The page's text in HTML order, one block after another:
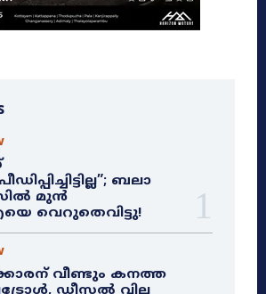
ബലാ
മുൻ
വെറുതെവിട്ടു!
വീണ്ടും കനത്ത